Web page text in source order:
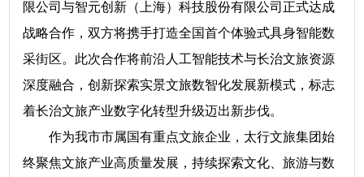
限公司与智元创新（上海）科技股份有限公司正式达成
战略合作，双方将携手打造全国首个体验式具身智能数
采街区。此次合作将前沿人工智能技术与长治文旅资源
深度融合，创新探索实景文旅数智化发展新模式，标志
着长治文旅产业数字化转型升级迈出新步伐。
作为我市市属国有重点文旅企业，太行文旅集团始
终聚焦文旅产业高质量发展，持续探索文化、旅游与数